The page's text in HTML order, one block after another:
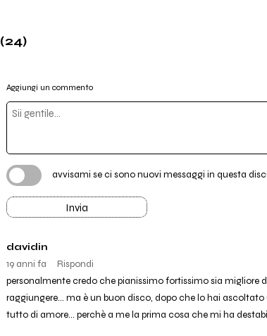
(24)
Aggiungi un commento
avvisami se ci sono nuovi messaggi in questa
Invia
davidin
19 anni fa
Rispondi
personalmente credo che pianissimo fortissimo sia migliore
raggiungere... ma è un buon disco, dopo che lo hai
tutto di amore... perchè a me la prima cosa che mi ha